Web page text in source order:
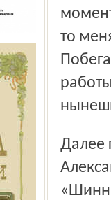
то
Далее гендиректор дал подробный анализ деятельности